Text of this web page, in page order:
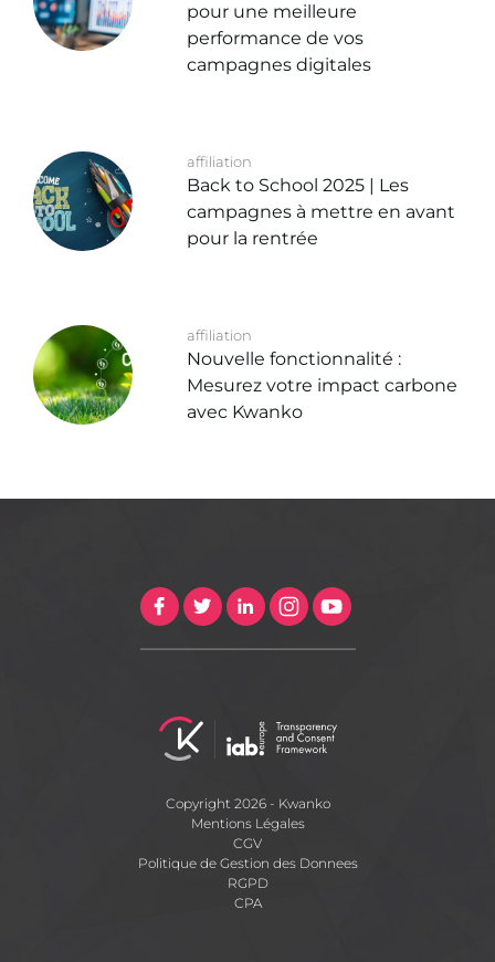
pour une meilleure
performance de vos
campagnes digitales
affiliation
Back to School 2025 | Les
campagnes à mettre en avant
pour la rentrée
affiliation
Nouvelle fonctionnalité :
Mesurez votre impact carbone
avec Kwanko
Copyright 2026 - Kwanko
Mentions Légales
CGV
Politique de Gestion des Donnees
RGPD
CPA